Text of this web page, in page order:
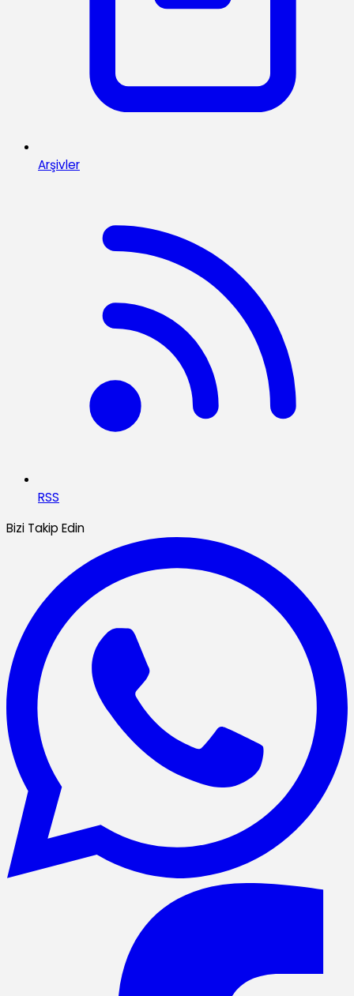
Arşivler
RSS
Bizi Takip Edin